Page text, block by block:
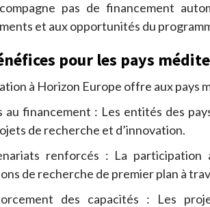
pas de financement
et aux opportunités du
pour les pays
à Horizon Europe offre aux pays
au financement : Les entités des
de recherche et d’innovation.
renforcés : La participation
de recherche de premier plan à
des capacités : Les